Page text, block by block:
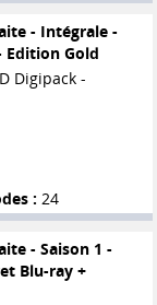
- Intégrale -
Edition Gold
Digipack -
: 24
- Saison 1 -
Blu-ray +